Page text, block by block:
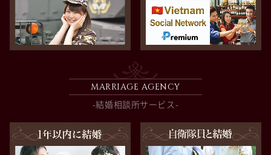
MARRIAGE AGENCY
-結婚相談所サービス-